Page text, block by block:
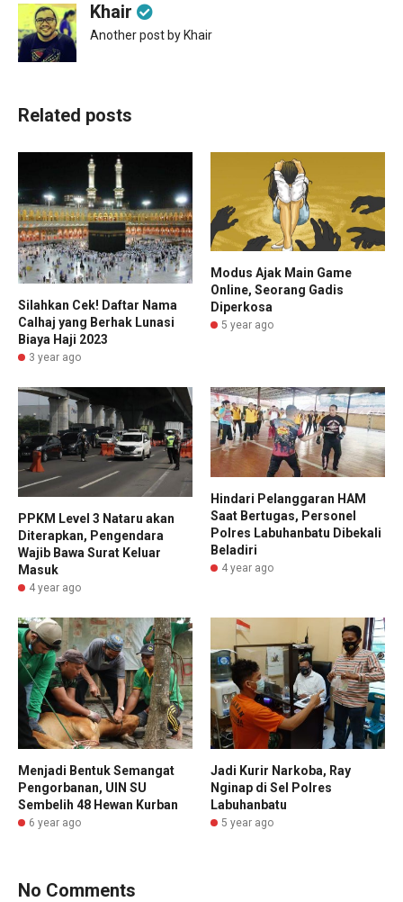
Khair
Another post by Khair
Related posts
Silahkan Cek! Daftar Nama
Calhaj yang Berhak Lunasi
Biaya Haji 2023
3 year ago
Modus Ajak Main Game
Online, Seorang Gadis
Diperkosa
5 year ago
PPKM Level 3 Nataru akan
Diterapkan, Pengendara
Wajib Bawa Surat Keluar
Masuk
4 year ago
Hindari Pelanggaran HAM
Saat Bertugas, Personel
Polres Labuhanbatu Dibekali
Beladiri
4 year ago
Menjadi Bentuk Semangat
Pengorbanan, UIN SU
Sembelih 48 Hewan Kurban
6 year ago
Jadi Kurir Narkoba, Ray
Nginap di Sel Polres
Labuhanbatu
5 year ago
No Comments